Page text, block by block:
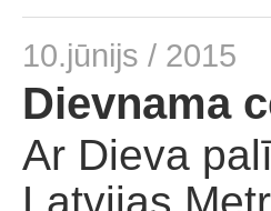
10.jūnijs / 2015
Dievnama
Ar Dieva